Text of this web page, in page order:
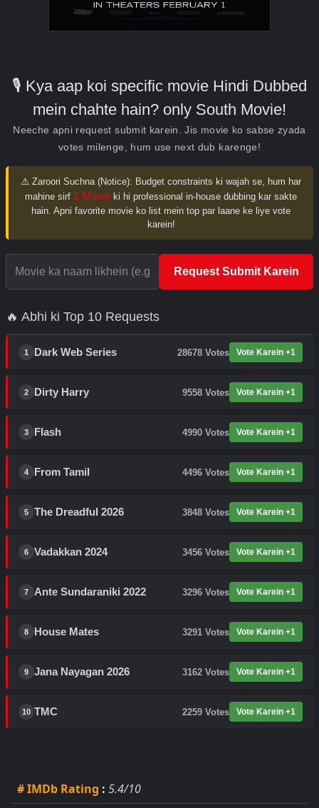
🎙️ Kya aap koi specific movie Hindi Dubbed
mein chahte hain? only South Movie!
Neeche apni request submit karein. Jis movie ko sabse zyada
votes milenge, hum use next dub karenge!
⚠️ Zaroori Suchna (Notice): Budget constraints ki wajah se, hum har
mahine sirf 1 Movie ki hi professional in-house dubbing kar sakte
hain. Apni favorite movie ko list mein top par laane ke liye vote
karein!
Request Submit Karein
🔥 Abhi ki Top 10 Requests
1 Dark Web Series 28678 Votes Vote Karein +1
2 Dirty Harry 9558 Votes Vote Karein +1
3 Flash 4990 Votes Vote Karein +1
4 From Tamil 4496 Votes Vote Karein +1
5 The Dreadful 2026 3848 Votes Vote Karein +1
6 Vadakkan 2024 3456 Votes Vote Karein +1
7 Ante Sundaraniki 2022 3296 Votes Vote Karein +1
8 House Mates 3291 Votes Vote Karein +1
9 Jana Nayagan 2026 3162 Votes Vote Karein +1
10 TMC 2259 Votes Vote Karein +1
# IMDb Rating : 5.4/10